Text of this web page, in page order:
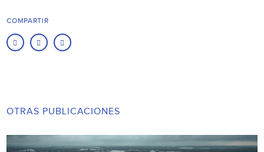
COMPARTIR
OTRAS PUBLICACIONES